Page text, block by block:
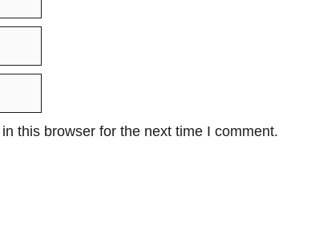
this browser for the next time I comment.